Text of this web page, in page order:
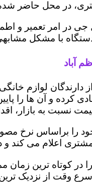
در محل حاضر شده
در امر تعمیر و
دستگاه با مشکل
آباد
دارندگان لوازم
کرده و آن ها را
نسبت به بازار،
را براساس نرخ
به مشتری اعلام می
در کوتاه ترین
وقت از نزدیک